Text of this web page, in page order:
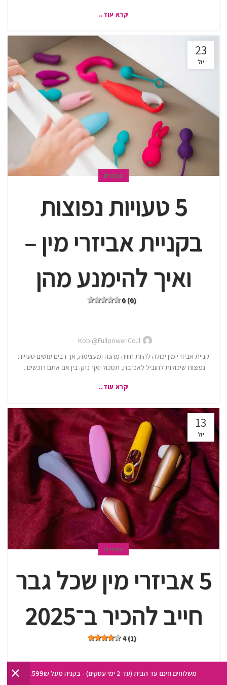
קרא עוד..
23
יול
מאמרים
5 טעויות נפוצות
בקניית אביזרי מין –
ואיך להימנע מהן
0 (0)
Kobi@fullpower.co.il
קניית אביזרי מין יכולה להיות חוויה מהנה ומעצימה, אך רבים עושים טעויות
נפוצות שיכולות להוביל לאכזבה, תסכול ואף נזק. בין אם אתם רוכשים...
קרא עוד..
13
יול
מאמרים
5 אביזרי מין שכל גבר
חייב להכיר ב־2025
4 (1)
Kobi@fullpower.co.il
משלוחים חינם עד הבית (עד 2 ימי עסקים) - בקניה מעל 599₪.